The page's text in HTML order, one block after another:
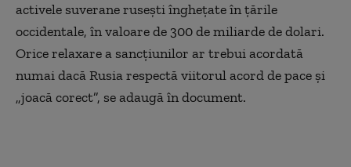
activele suverane rusești înghețate în țările
occidentale, în valoare de 300 de miliarde de dolari.
Orice relaxare a sancțiunilor ar trebui acordată
numai dacă Rusia respectă viitorul acord de pace și
„joacă corect”, se adaugă în document.